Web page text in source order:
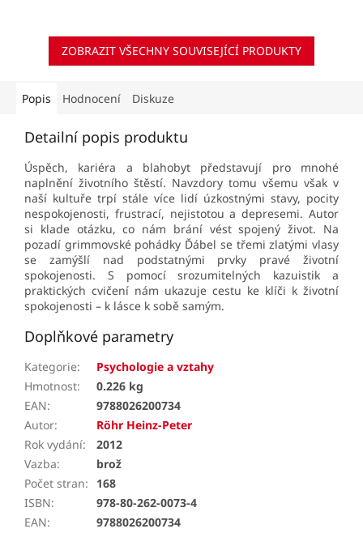
ZOBRAZIT VŠECHNY SOUVISEJÍCÍ PRODUKTY
Popis Hodnocení Diskuze
Detailní popis produktu
Úspěch, kariéra a blahobyt představují pro mnohé
naplnění životního štěstí. Navzdory tomu všemu však v
naší kultuře trpí stále více lidí úzkostnými stavy, pocity
nespokojenosti, frustrací, nejistotou a depresemi. Autor
si klade otázku, co nám brání vést spojený život. Na
pozadí grimmovské pohádky Ďábel se třemi zlatými vlasy
se zamýšlí nad podstatnými prvky pravé životní
spokojenosti. S pomocí srozumitelných kazuistik a
praktických cvičení nám ukazuje cestu ke klíči k životní
spokojenosti – k lásce k sobě samým.
Doplňkové parametry
Kategorie:
Psychologie a vztahy
Hmotnost:
0.226 kg
EAN:
9788026200734
Autor:
Röhr Heinz-Peter
Rok vydání:
2012
Vazba:
brož
Počet stran:
168
ISBN:
978-80-262-0073-4
EAN: 9788026200734